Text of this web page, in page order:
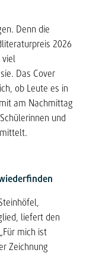
Denn die
2026
Das Cover
ob Leute es in
am Nachmittag
und
liefert den
mich ist
Zeichnung